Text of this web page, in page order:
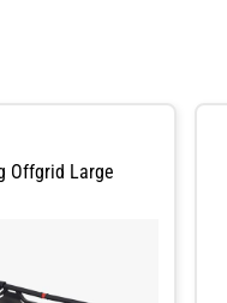
Offgrid Large